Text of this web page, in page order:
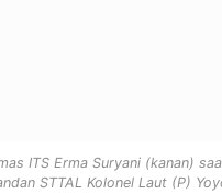
ITS Erma Suryani (kanan)
STTAL Kolonel Laut (P)